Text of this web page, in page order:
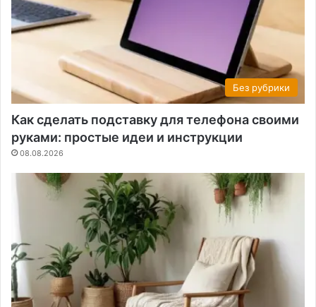
Без рубрики
Как сделать подставку для телефона своими
руками: простые идеи и инструкции
08.08.2026